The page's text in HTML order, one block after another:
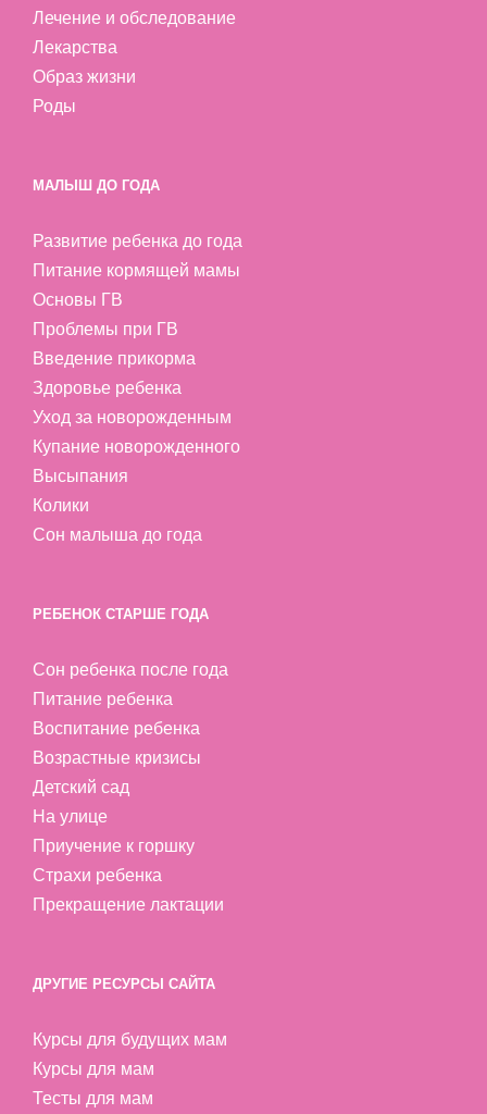
Лечение и обследование
Лекарства
Образ жизни
Роды
МАЛЫШ ДО ГОДА
Развитие ребенка до года
Питание кормящей мамы
Основы ГВ
Проблемы при ГВ
Введение прикорма
Здоровье ребенка
Уход за новорожденным
Купание новорожденного
Высыпания
Колики
Сон малыша до года
РЕБЕНОК СТАРШЕ ГОДА
Сон ребенка после года
Питание ребенка
Воспитание ребенка
Возрастные кризисы
Детский сад
На улице
Приучение к горшку
Страхи ребенка
Прекращение лактации
ДРУГИЕ РЕСУРСЫ САЙТА
Курсы для будущих мам
Курсы для мам
Тесты для мам